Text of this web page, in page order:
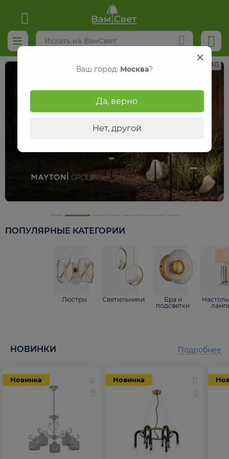
Реклама
ПОПУЛЯРНЫЕ КАТЕГОРИИ
Люстры Светильники
Бра и
подсветки
НОВИНКИ
Новинка Новинка
Подробнее
Ваш город: Москва?
Да, верно
Нет, другой